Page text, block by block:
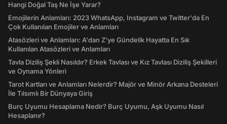
Hangi Doğal Taş Ne İşe Yarar?
Emojilerin Anlamları: 2023 WhatsApp, Instagram ve Twitter'da En
Çok Kullanılan Emojiler ve Anlamları
Atasözleri ve Anlamları: A'dan Z'ye Gündelik Hayatta En Sık
Kullanılan Atasözleri ve Anlamları
Tavla Diziliş Şekli Nasıldır? Erkek Tavlası ve Kız Tavlası Diziliş Şekilleri
ve Oynama Yönleri
Tarot Kartları ve Anlamları Nelerdir? Majör ve Minör Arkana Desteleri
İle Tılsımlı Bir Dünyaya Giriş
Burç Uyumu Hesaplama Nedir? Burç Uyumu, Aşk Uyumu Nasıl
Hesaplanır?